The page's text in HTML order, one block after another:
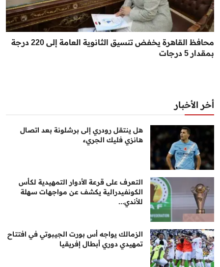
محافظ القاهرة يخفض تنسيق الثانوية العامة إلى 220 درجة
بمقدار 5 درجات
أخر الأخبار
هل ينتقل رودري إلى برشلونة بعد اتصال
هانزي فليك الجريء
التعرف على قرعة الأدوار التمهيدية لكأس
الكونفيدرالية يكشف عن مواجهات سهلة
للأندي...
الزمالك يواجه أس بورت الجيبوتي في افتتاح
تمهيدي دوري أبطال إفريقيا